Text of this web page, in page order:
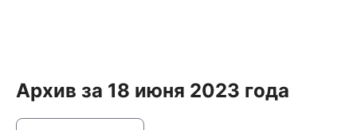
Архив за 18 июня 2023 года